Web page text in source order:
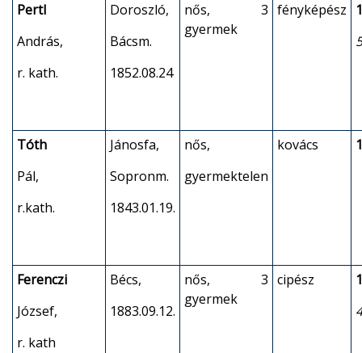
Pertl
András,
r. kath.
Doroszló,
Bácsm.
1852.08.24
nős, 3
gyermek
fényképész
Tóth
Pál,
r.kath.
Jánosfa,
Sopronm.
1843.01.19.
nős,
gyermektelen
kovács
Ferenczi
József,
r. kath
Bécs,
1883.09.12.
nős, 3
gyermek
cipész